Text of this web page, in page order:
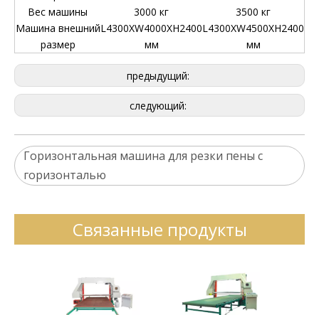
Вес машины
3000 кг
3500 кг
Машина внешний
размер
L4300XW4000XH2400
мм
L4300XW4500XH2400
мм
предыдущий:
следующий:
Горизонтальная машина для резки пены с
горизонталью
Связанные продукты